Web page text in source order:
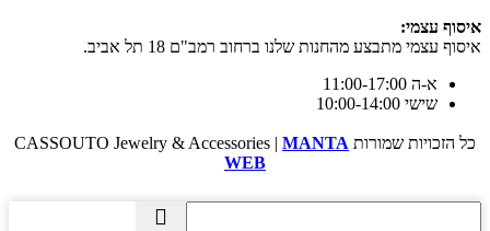
איסוף עצמי:
איסוף עצמי מתבצע מהחנות שלנו ברחוב רמב"ם 18 תל אביב.
א-ה 11:00-17:00
שישי 10:00-14:00
כל הזכויות שמורות CASSOUTO Jewelry & Accessories | MANTA
WEB